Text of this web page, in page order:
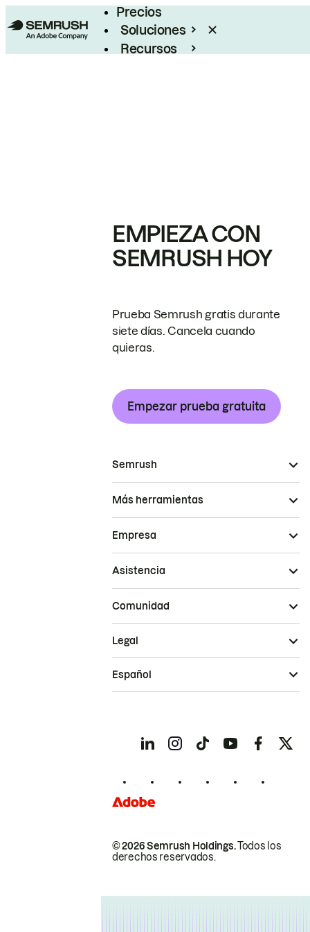
Precios
Soluciones
Recursos
EMPIEZA CON
SEMRUSH HOY
Prueba Semrush gratis durante
siete días. Cancela cuando
quieras.
Empezar prueba gratuita
Semrush
Más herramientas
Empresa
Asistencia
Comunidad
© 2026 Semrush Holdings.Todos los
derechos reservados.
Legal
Español